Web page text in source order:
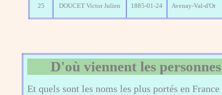
25 DOUCET Victor Julien 1885-01-24 Avenay-Val-d'Or
D'où viennent les
Et quels sont les noms les plus portés en